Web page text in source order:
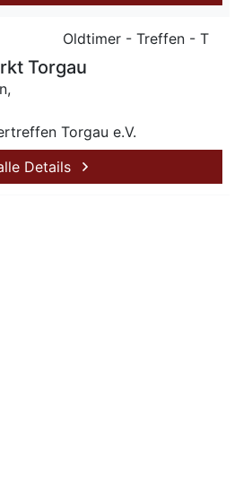
Oldtimer - Treffen - T
Torgau
Torgau e.V.
Details